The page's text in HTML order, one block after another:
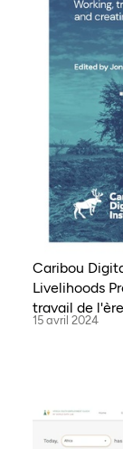
Caribou
Livelihoods
travail de
15 avril 2024